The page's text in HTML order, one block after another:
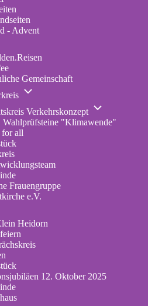
- Advent
new
Gemeinschaft
Unternavigation
Der
Männerkreis
Verkehrskonzept
Arbeitskreis
Wahlprüfsteine "Klimawende"
for all
Frauengruppe
e.V.
tab)
Heidorn
12. Oktober 2025